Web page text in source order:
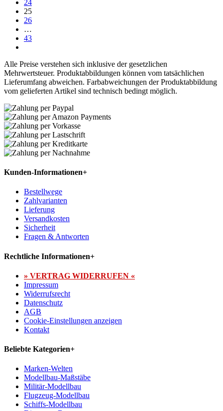
24
25
26
…
43
Alle Preise verstehen sich inklusive der gesetzlichen
Mehrwertsteuer. Produktabbildungen können vom tatsächlichen
Lieferumfang abweichen. Farbabweichungen der Produktabbildung
vom gelieferten Artikel sind technisch bedingt möglich.
Kunden-Informationen+
Bestellwege
Zahlvarianten
Lieferung
Versandkosten
Sicherheit
Fragen & Antworten
Rechtliche Informationen+
» VERTRAG WIDERRUFEN «
Impressum
Widerrufsrecht
Datenschutz
AGB
Cookie-Einstellungen anzeigen
Kontakt
Beliebte Kategorien+
Marken-Welten
Modellbau-Maßstäbe
Militär-Modellbau
Flugzeug-Modellbau
Schiffs-Modellbau